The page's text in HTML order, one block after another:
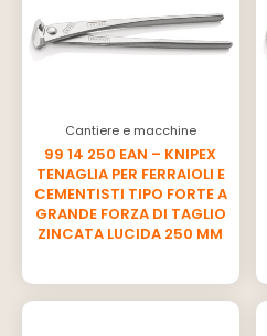
Cantiere e macchine
99 14 250 EAN – KNIPEX
TENAGLIA PER FERRAIOLI E
CEMENTISTI TIPO FORTE A
GRANDE FORZA DI TAGLIO
ZINCATA LUCIDA 250 MM